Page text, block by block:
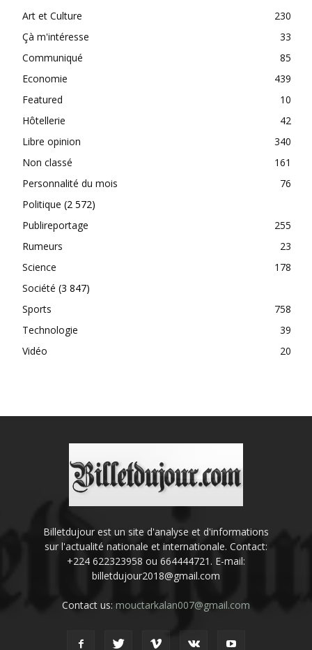
Art et Culture
230
Çà m'intéresse
33
Communiqué
85
Economie
439
Featured
10
Hôtellerie
42
Libre opinion
340
Non classé
161
Personnalité du mois
76
Politique (2 572)
Publireportage
255
Rumeurs
23
Science
178
Société (3 847)
Sports
758
Technologie
39
Vidéo
20
Billetdujour est un site d'analyse et d'informations
sur l'actualité nationale et internationale. Contact:
+224 622323958 ou 664444721. E-mail:
billetdujour2018@gmail.com
Contact us: mouctarkalan007@gmail.com